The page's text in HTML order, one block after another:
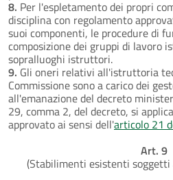
8. Per l'espletamento dei propri
disciplina con regolamento
suoi componenti, le procedure di
composizione dei gruppi di lavoro
sopralluoghi istruttori.
9. Gli oneri relativi all'istruttoria
Commissione sono a carico dei
all'emanazione del decreto
29, comma 2, del decreto, si
approvato ai sensi dell'articolo 21
Art. 9
(Stabilimenti esistenti soggetti